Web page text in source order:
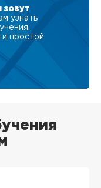
зовут
узнать
и простой